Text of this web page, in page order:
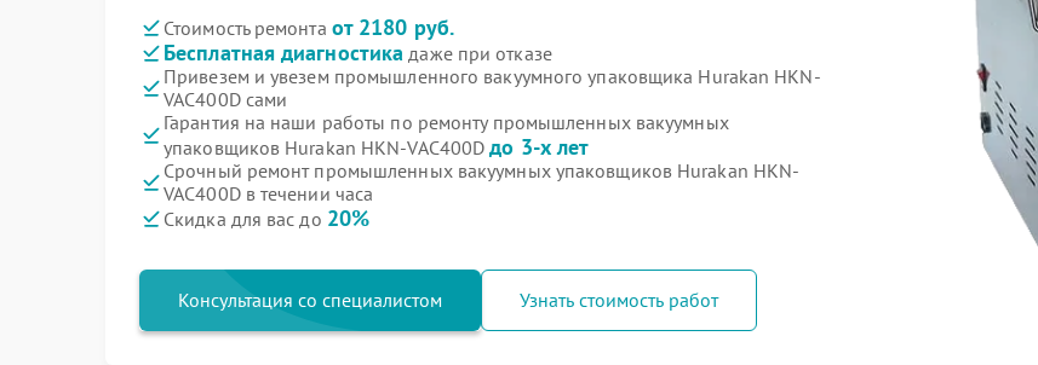
Стоимость ремонта от 2180 руб.
Бесплатная диагностика даже при отказе
Привезем и увезем промышленного вакуумного упаковщика Hurakan HKN-
VAC400D сами
Гарантия на наши работы по ремонту промышленных вакуумных
упаковщиков Hurakan HKN-VAC400Dдо 3-х лет
Срочный ремонт промышленных вакуумных упаковщиков Hurakan HKN-
VAC400D в течении часа
Скидка для вас до 20%
Консультация со специалистом Узнать стоимость работ